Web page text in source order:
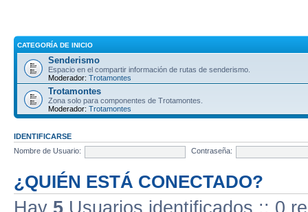
CATEGORÍA DE INICIO
Senderismo
Espacio en el compartir información de rutas de senderismo.
Moderador: Trotamontes
Trotamontes
Zona solo para componentes de Trotamontes.
Moderador: Trotamontes
IDENTIFICARSE
Nombre de Usuario:
Contraseña:
¿QUIÉN ESTÁ CONECTADO?
Hay 5 Usuarios identificados :: 0